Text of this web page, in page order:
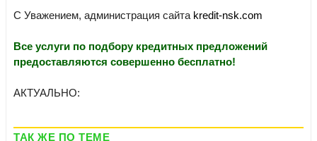
С Уважением, администрация сайта kredit-nsk.com
Все услуги по подбору кредитных предложений
предоставляются совершенно бесплатно!
АКТУАЛЬНО:
ТАК ЖЕ ПО ТЕМЕ